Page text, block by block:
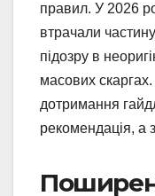
правил. У 2026
втрачали
підозру в
масових скаргах.
дотримання
рекомендація, а